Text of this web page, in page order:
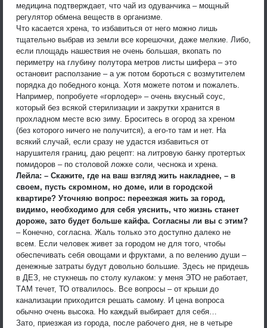
медицина подтверждает, что чай из одуванчика – мощный
регулятор обмена веществ в организме.
Что касается хрена, то избавиться от него можно лишь
тщательно выбрав из земли все корешочки, даже мелкие. Либо,
если площадь нашествия не очень большая, вкопать по
периметру на глубину полутора метров листы шифера – это
остановит расползание – а уж потом бороться с возмутителем
порядка до победного конца. Хотя можете потом и пожалеть.
Например, попробуете «горлодер» – очень вкусный соус,
который без всякой стерилизации и закрутки хранится в
прохладном месте всю зиму. Броситесь в огород за хреном
(без которого ничего не получится), а его-то там и нет. На
всякий случай, если сразу не удастся избавиться от
нарушителя границ, даю рецепт: на литровую банку протертых
помидоров – по столовой ложке соли, чеснока и хрена.
Лейла: – Скажите, где на ваш взгляд жить накладнее, – в
своем, пусть скромном, но доме, или в городской
квартире? Уточняю вопрос: переезжая жить за город,
видимо, необходимо для себя уяснить, что жизнь станет
дороже, зато будет больше кайфа. Согласны ли вы с этим?
– Конечно, согласна. Жаль только это доступно далеко не
всем. Если человек живет за городом не для того, чтобы
обеспечивать себя овощами и фруктами, а по велению души –
денежные затраты будут довольно большие. Здесь не придешь
в ДЕЗ, не стукнешь по столу кулаком: у меня ЭТО не работает,
ТАМ течет, ТО отвалилось. Все вопросы – от крыши до
канализации приходится решать самому. И цена вопроса
обычно очень высока. Но каждый выбирает для себя…
Зато, приезжая из города, после рабочего дня, не в четыре